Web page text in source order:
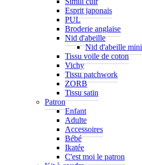
Esprit japonais
PUL
Broderie anglaise
Nid d'abeille
Nid d'abeille mini
Tissu voile de coton
Vichy
Tissu patchwork
ZORB
Tissu satin
Patron
Enfant
Adulte
Accessoires
Bébé
Ikatée
C'est moi le patron